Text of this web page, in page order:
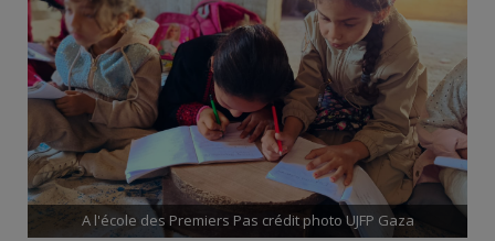
A l'école des Premiers Pas crédit photo UJFP Gaza